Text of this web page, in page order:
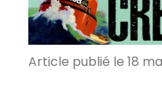
Article publié le 18